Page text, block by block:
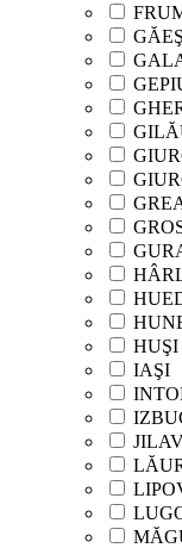
HUŞI
IAŞI